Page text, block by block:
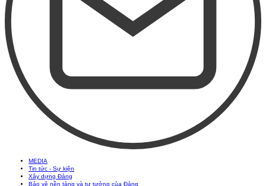
MEDIA
Tin tức - Sự kiện
Xây dựng Đảng
Bảo vệ nền tảng và tư tưởng của Đảng